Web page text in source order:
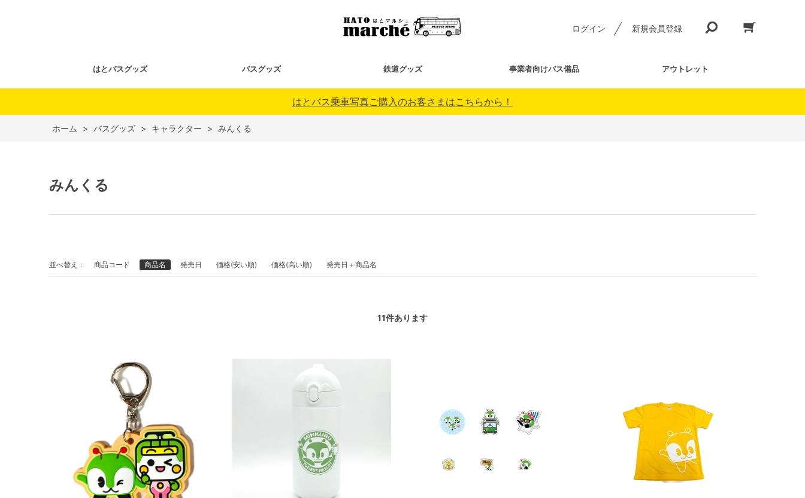
ログイン 新規会員登録
はとバスグッズ バスグッズ 鉄道グッズ 事業者向けバス備品 アウトレット
はとバス乗車写真ご購入のお客さまはこちらから！
ホーム > バスグッズ > キャラクター > みんくる
みんくる
並べ替え： 商品コード 商品名 発売日 価格(安い順) 価格(高い順) 発売日＋商品名
11件あります